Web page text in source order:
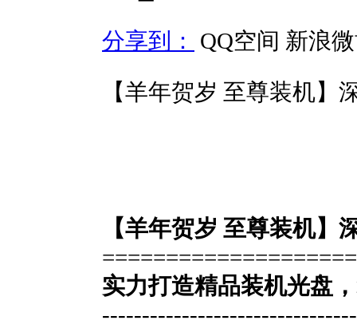
分享到： QQ空间 新浪
【羊年贺岁 至尊装机】
【羊年贺岁 至尊装机】
实力打造精品装机光盘